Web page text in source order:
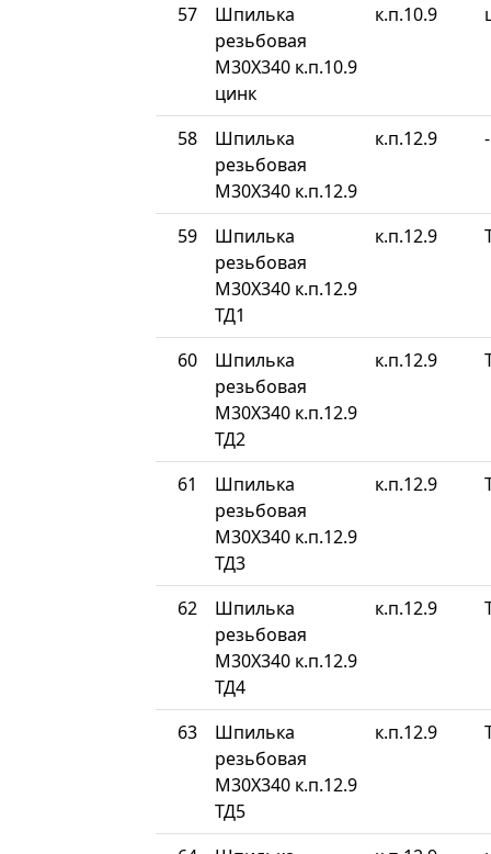
57
Шпилька
резьбовая
М30Х340 к.п.10.9
цинк
к.п.10.9
58
Шпилька
резьбовая
М30Х340 к.п.12.9
к.п.12.9 -
59
Шпилька
резьбовая
М30Х340 к.п.12.9
ТД1
к.п.12.9
60
Шпилька
резьбовая
М30Х340 к.п.12.9
ТД2
к.п.12.9
61
Шпилька
резьбовая
М30Х340 к.п.12.9
ТД3
к.п.12.9
62
Шпилька
резьбовая
М30Х340 к.п.12.9
ТД4
к.п.12.9
63
Шпилька
резьбовая
М30Х340 к.п.12.9
ТД5
к.п.12.9